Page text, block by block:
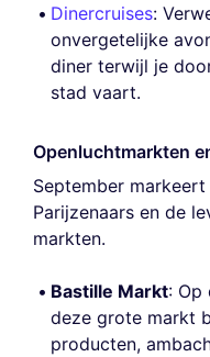
Dinercruises:
onvergetelijke
diner terwijl je
stad vaart.
Openluchtmarkten
September
Parijzenaars en de
markten.
Bastille Markt: Op
deze grote markt
producten,